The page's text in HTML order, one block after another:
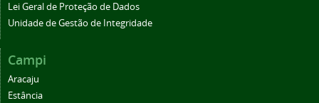
Lei Geral de Proteção de Dados
Unidade de Gestão de Integridade
Campi
Aracaju
Estância